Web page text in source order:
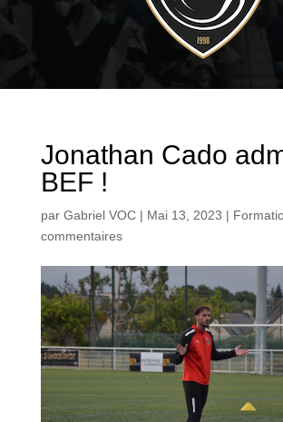
Jonathan Cado
BEF !
par Gabriel VOC| Mai 13, 2023 |
commentaires